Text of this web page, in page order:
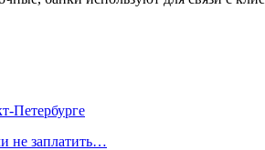
Петербурге
не заплатить…